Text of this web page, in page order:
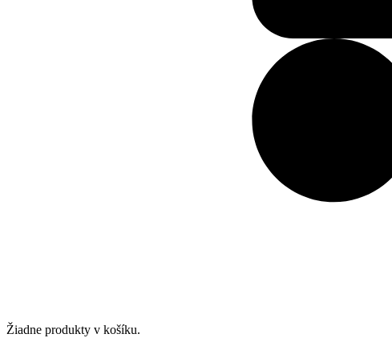
Žiadne produkty v košíku.